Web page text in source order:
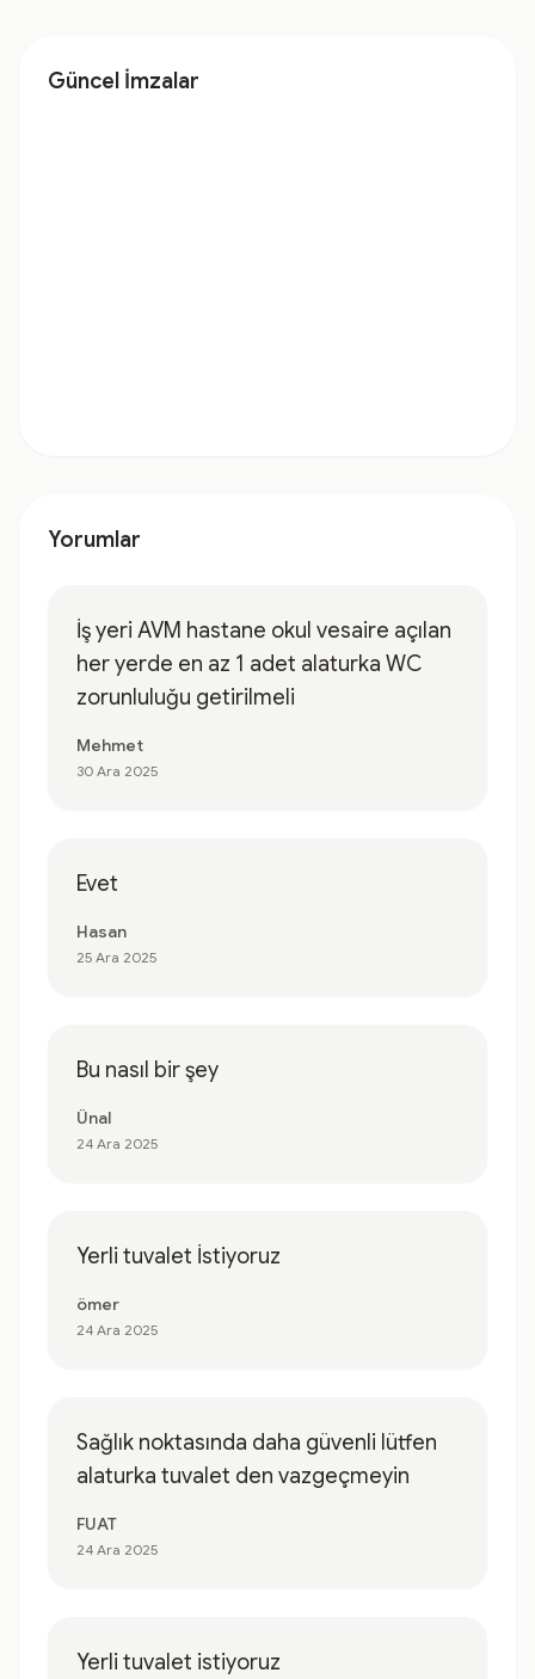
Güncel İmzalar
Yorumlar
İş yeri AVM hastane okul vesaire açılan
her yerde en az 1 adet alaturka WC
zorunluluğu getirilmeli
Mehmet
30 Ara 2025
Evet
Hasan
25 Ara 2025
Bu nasıl bir şey
Ünal
24 Ara 2025
Yerli tuvalet İstiyoruz
ömer
24 Ara 2025
Sağlık noktasında daha güvenli lütfen
alaturka tuvalet den vazgeçmeyin
FUAT
24 Ara 2025
Yerli tuvalet istiyoruz